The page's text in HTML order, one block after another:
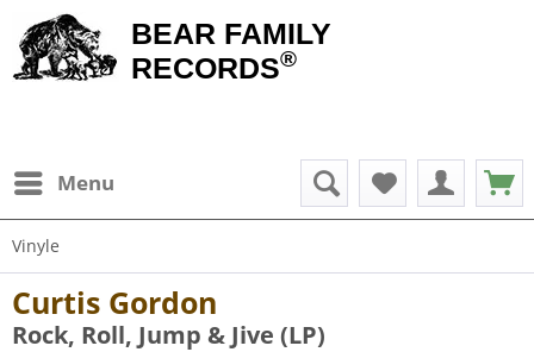
BEAR FAMILY
RECORDS®
Menu
Vinyle
Curtis Gordon
Rock, Roll, Jump & Jive (LP)